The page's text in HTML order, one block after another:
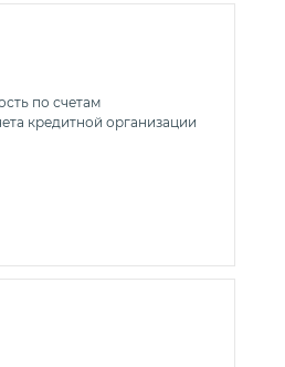
по счетам
кредитной организации